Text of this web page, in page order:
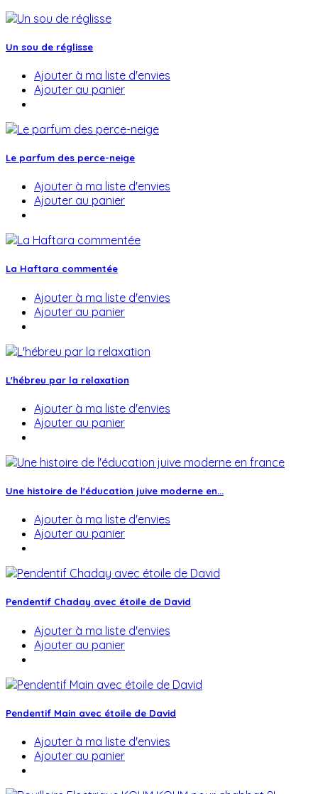
Un sou de réglisse
Ajouter à ma liste d'envies
Ajouter au panier
Le parfum des perce-neige
Ajouter à ma liste d'envies
Ajouter au panier
La Haftara commentée
Ajouter à ma liste d'envies
Ajouter au panier
L'hébreu par la relaxation
Ajouter à ma liste d'envies
Ajouter au panier
Une histoire de l'éducation juive moderne en...
Ajouter à ma liste d'envies
Ajouter au panier
Pendentif Chaday avec étoile de David
Ajouter à ma liste d'envies
Ajouter au panier
Pendentif Main avec étoile de David
Ajouter à ma liste d'envies
Ajouter au panier